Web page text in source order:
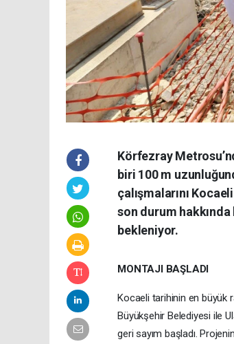
Körfezray
biri 100 m
çalışmalarını
son durum
bekleniyor.
MONTAJI BAŞLADI
Kocaeli tarihinin en büyük
Büyükşehir Belediyesi ile
geri sayım başladı.